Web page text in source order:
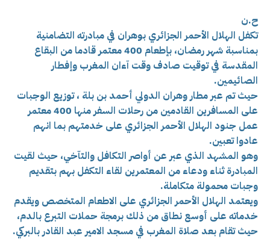
ح.ن
تكفل الهلال الأحمر الجزائري بوهران في مبادرته التضامنية
بمناسبة شهر رمضان، بإطعام 400 معتمر قادما من البقاع
المقدسة في توقيت صادف وقت آءان المغرب وإفطار
الصائيمين.
حيث تم عبر مطار وهران الدولي أحمد بن بلة ، توزيع الوجبات
على المسافرين القادمين من رحلات السفر منها 400 معتمر
عمل جنود الهلال الأحمر الجزائري على خدمتهم بما انهم
عادوا تعبين.
وهو المشهد الذي عبر عن أواصر التكافل والتآخي، حيث لقيت
المبادرة ثناء ودعاء من المعتمرين لقاء التكفل بهم بتقديم
وجبات محمولة متكاملة.
ويعتمد الهلال الأحمر الجزائري على الاطعام المتخصص ويقدم
خدماته على أوسع نطاق من ذلك برمجة حملات التبرع بالدم،
حيث تقام بعد صلاة المغرب في مسجد الامير عبد القادر بالبركي.